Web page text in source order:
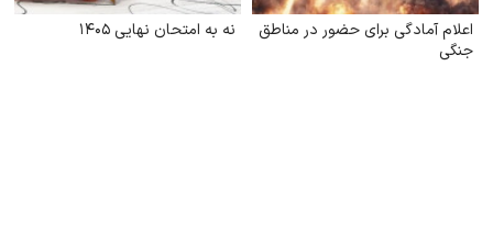
اعلام آمادگی برای حضور در مناطق
جنگی
نه به امتحان نهایی ۱۴۰۵